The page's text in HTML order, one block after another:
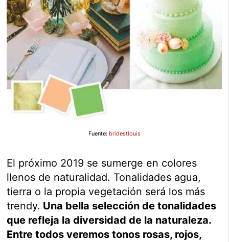
Fuente: bridestlouis
El próximo 2019 se sumerge en colores
llenos de naturalidad. Tonalidades agua,
tierra o la propia vegetación será los más
trendy. Una bella selección de tonalidades
que refleja la diversidad de la naturaleza.
Entre todos veremos tonos rosas, rojos,